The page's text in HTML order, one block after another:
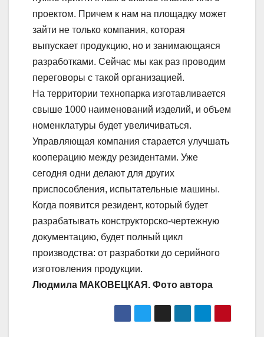
проектом. Причем к нам на площадку может
зайти не только компания, которая
выпускает продукцию, но и занимающаяся
разработками. Сейчас мы как раз проводим
переговоры с такой организацией.
На территории технопарка изготавливается
свыше 1000 наименований изделий, и объем
номенклатуры будет увеличиваться.
Управляющая компания старается улучшать
кооперацию между резидентами. Уже
сегодня одни делают для других
приспособления, испытательные машины.
Когда появится резидент, который будет
разрабатывать конструкторско-чертежную
документацию, будет полный цикл
производства: от разработки до серийного
изготовления продукции.
Людмила МАКОВЕЦКАЯ. Фото автора